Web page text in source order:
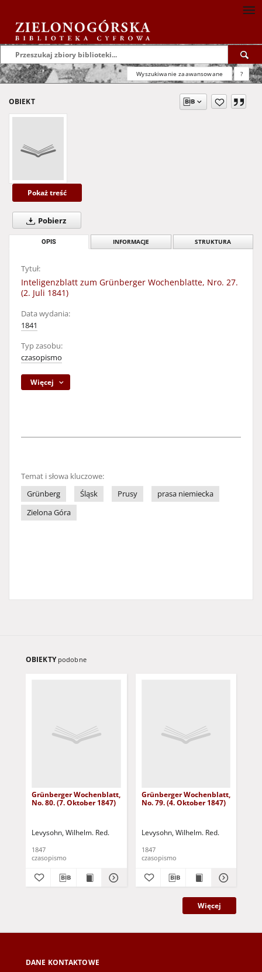
Wyszukiwanie zaawansowane ?
OBIEKT
Pokaż treść
Pobierz
OPIS INFORMACJE STRUKTURA
Tytuł:
Inteligenzblatt zum Grünberger Wochenblatte, Nro. 27.
(2. Juli 1841)
Data wydania:
1841
Typ zasobu:
czasopismo
Więcej
Temat i słowa kluczowe:
Grünberg
Śląsk Prusy
prasa niemiecka
Zielona Góra
OBIEKTY podobne
Grünberger Wochenblatt,
No. 80. (7. Oktober 1847)
Levysohn, Wilhelm. Red.
1847
czasopismo
Grünberger Wochenblatt,
No. 79. (4. Oktober 1847)
Levysohn, Wilhelm. Red.
1847
czasopismo
Więcej
DANE KONTAKTOWE